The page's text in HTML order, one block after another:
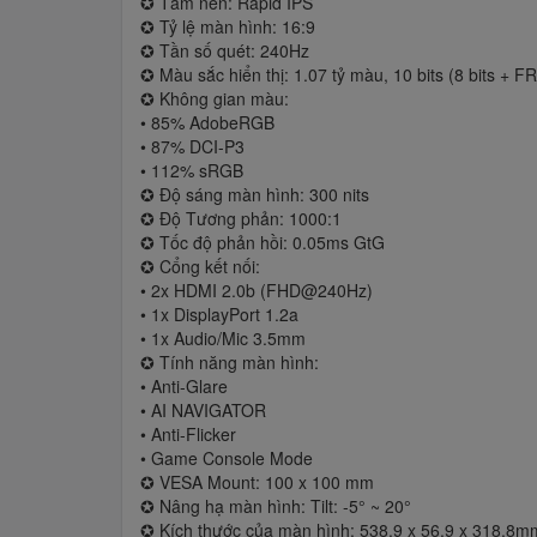
✪ Tỷ lệ màn hình: 16:9
✪ Tần số quét: 240Hz
✪ Màu sắc hiển thị: 1.07 tỷ màu, 10 bits (8 bits +
✪ Không gian màu:
• 85% AdobeRGB
• 87% DCI-P3
• 112% sRGB
✪ Độ sáng màn hình: 300 nits
✪ Độ Tương phản: 1000:1
✪ Tốc độ phản hồi: 0.05ms GtG
✪ Cổng kết nối:
• 2x HDMI 2.0b (FHD@240Hz)
• 1x DisplayPort 1.2a
• 1x Audio/Mic 3.5mm
✪ Tính năng màn hình:
• Anti-Glare
• AI NAVIGATOR
• Anti-Flicker
• Game Console Mode
✪ VESA Mount: 100 x 100 mm
✪ Nâng hạ màn hình: Tilt: -5° ~ 20°
✪ Kích thước của màn hình: 538.9 x 56.9 x